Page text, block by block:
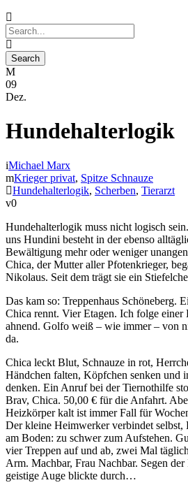
09
Dez.
Hundehalterlogik
Michael Marx
Krieger privat, Spitze Schnauze
Hundehalterlogik, Scherben, Tierarzt
0
Hundehalterlogik muss nicht logisch
uns Hundini besteht in der ebenso
Bewältigung mehr oder weniger
Chica, der Mutter aller Pfotenkrieger,
Nikolaus. Seit dem trägt sie ein
Das kam so: Treppenhaus Schöneberg.
Chica rennt. Vier Etagen. Ich folge einer
ahnend. Golfo weiß – wie immer – von
da.
Chica leckt Blut, Schnauze in rot,
Händchen falten, Köpfchen senken und
denken. Ein Anruf bei der Tiernothilfe
Brav, Chica. 50,00 € für die Anfahrt.
Heizkörper kalt ist immer Fall für
Der kleine Heimwerker verbindet selbst,
am Boden: zu schwer zum Aufstehen.
vier Treppen auf und ab, zwei Mal
Arm. Machbar, Frau Nachbar. Segen
geistige Auge blickte durch…